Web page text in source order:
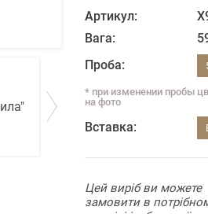
Артикул:
Вага:
Проба:
* при изменении пробы
на фото
Вставка:
Цей виріб ви можете
замовити в